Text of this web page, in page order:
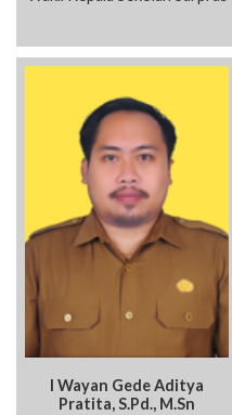
I Wayan Gede Aditya
Pratita, S.Pd., M.Sn